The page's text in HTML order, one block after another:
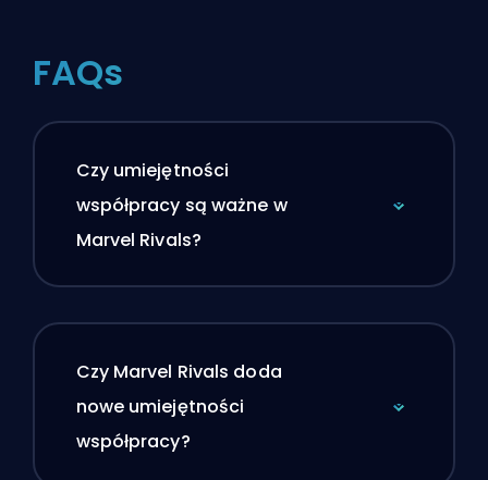
FAQs
Czy umiejętności
współpracy są ważne w
Marvel Rivals?
Czy Marvel Rivals doda
nowe umiejętności
współpracy?